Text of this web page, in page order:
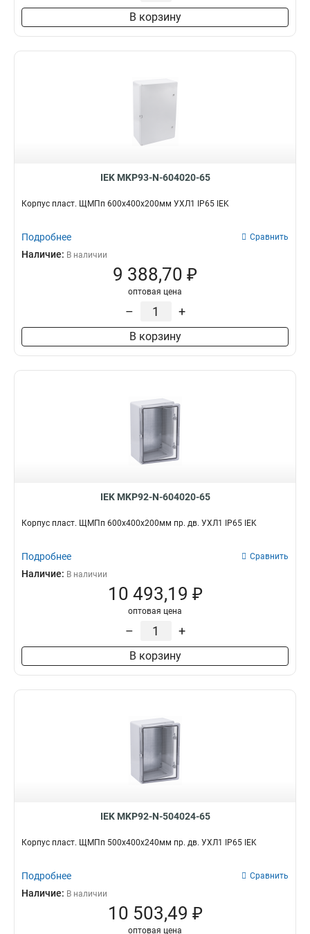
В корзину
IEK MKP93-N-604020-65
Корпус пласт. ЩМПп 600х400х200мм УХЛ1 IP65 IEK
Подробнее Сравнить
Наличие: В наличии
9 388,70 ₽
оптовая цена
– +
В корзину
IEK MKP92-N-604020-65
Корпус пласт. ЩМПп 600х400х200мм пр. дв. УХЛ1 IP65 IEK
Подробнее Сравнить
Наличие: В наличии
10 493,19 ₽
оптовая цена
– +
В корзину
IEK MKP92-N-504024-65
Корпус пласт. ЩМПп 500х400х240мм пр. дв. УХЛ1 IP65 IEK
Подробнее Сравнить
Наличие: В наличии
10 503,49 ₽
оптовая цена